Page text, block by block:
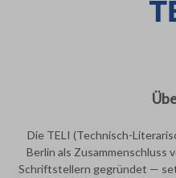
Die TELI (Technisch-
Berlin als Zusammenschluss
Schriftstellern gegründet —